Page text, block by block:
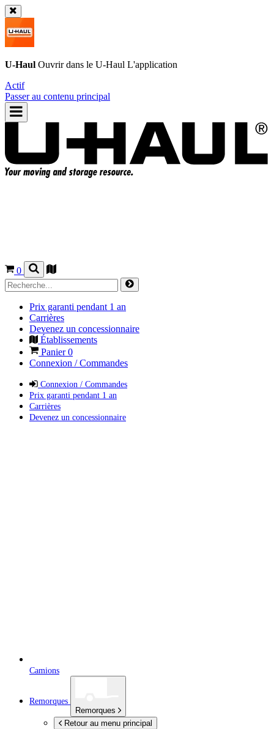
U-Haul Ouvrir dans le U-Haul L'application
Actif
Passer au contenu principal
0
Prix garanti pendant 1 an
Carrières
Devenez un concessionnaire
Établissements
Panier0
Connexion / Commandes
Connexion / Commandes
Prix garanti pendant 1 an
Carrières
Devenez un concessionnaire
Camions
Remorques
Remorques
Retour au menu principal